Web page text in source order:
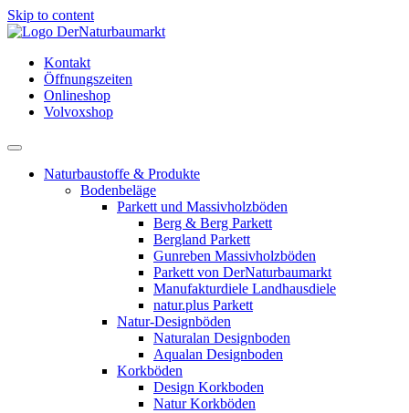
Skip to content
Kontakt
Öffnungszeiten
Onlineshop
Volvoxshop
Naturbaustoffe & Produkte
Bodenbeläge
Parkett und Massivholzböden
Berg & Berg Parkett
Bergland Parkett
Gunreben Massivholzböden
Parkett von DerNaturbaumarkt
Manufakturdiele Landhausdiele
natur.plus Parkett
Natur-Designböden
Naturalan Designboden
Aqualan Designboden
Korkböden
Design Korkboden
Natur Korkböden